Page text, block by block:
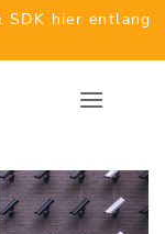
hier entlang